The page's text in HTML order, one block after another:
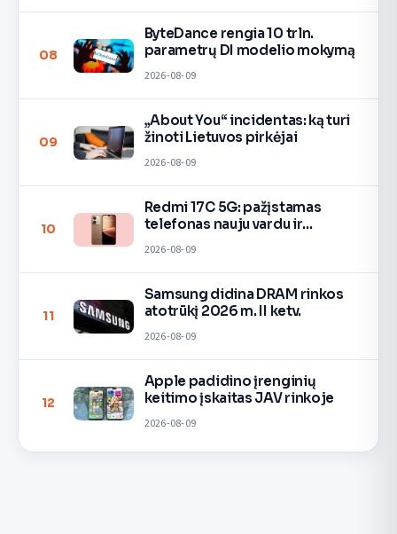
08
ByteDance rengia 10 trln.
parametrų DI modelio mokymą
2026-08-09
09
„About You“ incidentas: ką turi
žinoti Lietuvos pirkėjai
2026-08-09
10
Redmi 17C 5G: pažįstamas
telefonas nauju vardu ir
2026-08-09
11
Samsung didina DRAM rinkos
atotrūkį 2026 m. II ketv.
2026-08-09
12
Apple padidino įrenginių
keitimo įskaitas JAV rinkoje
2026-08-09